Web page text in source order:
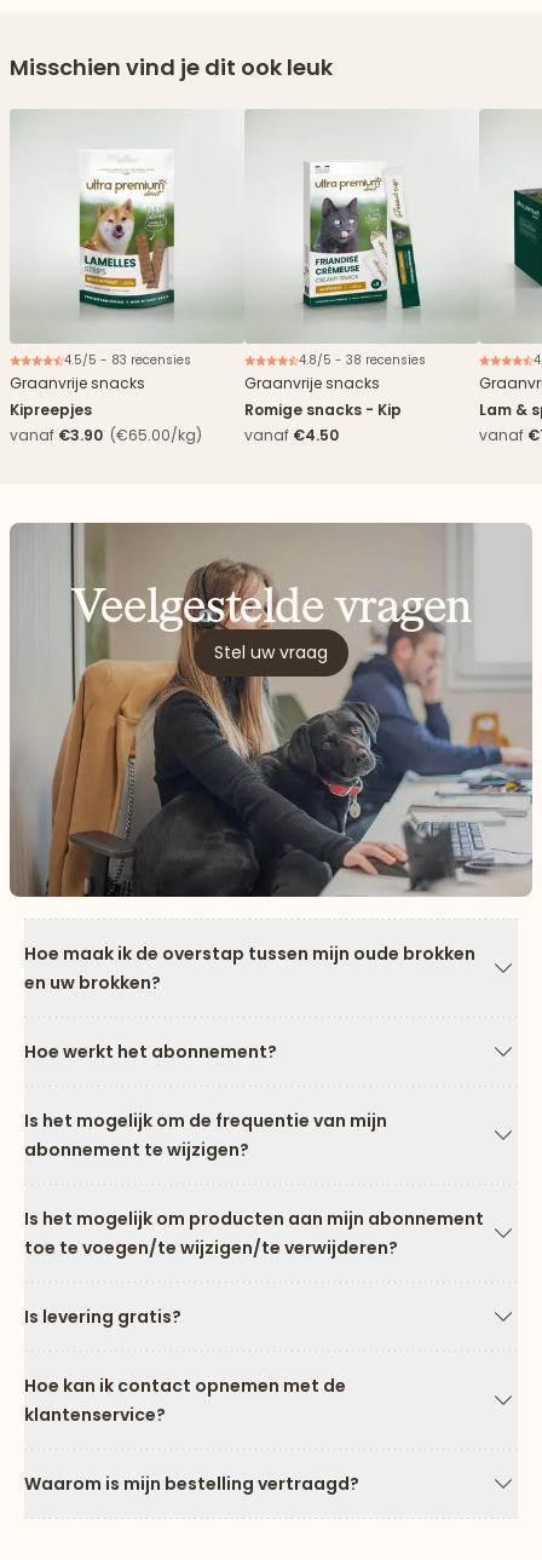
Misschien vind je dit ook leuk
4.5/5 - 83 recensies
Graanvrije snacks
Kipreepjes
vanaf €3.90 (€65.00/kg)
Nieuw
4.8/5 - 38 recensies
Graanvrije snacks
Romige snacks - Kip
vanaf €4.50
Lam &
vanaf
Veelgestelde vragen
Stel uw vraag
Hoe maak ik de overstap tussen mijn oude brokken
en uw brokken?
Hoe werkt het abonnement?
Pijl
Is het mogelijk om de frequentie van mijn
abonnement te wijzigen?
Is het mogelijk om producten aan mijn abonnement
toe te voegen/te wijzigen/te verwijderen?
Is levering gratis?
Pijl
Hoe kan ik contact opnemen met de
klantenservice?
Waarom is mijn bestelling vertraagd?
Pijl